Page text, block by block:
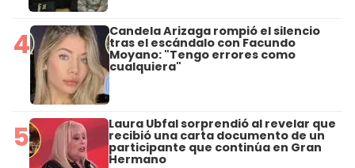
4 Candela Arizaga rompió el silencio
tras el escándalo con Facundo
Moyano: "Tengo errores como
cualquiera"
5 Laura Ubfal sorprendió al revelar que
recibió una carta documento de un
participante que continúa en Gran
Hermano